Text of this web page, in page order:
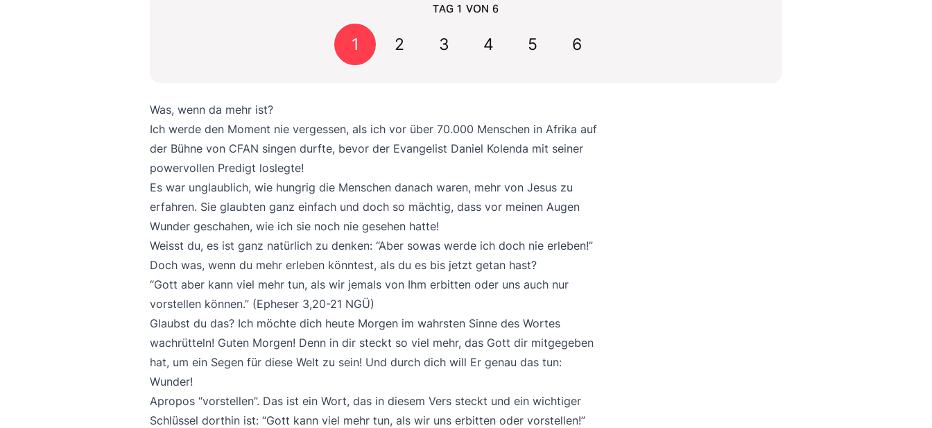
TAG 1 VON 6
1 2 3 4 5 6
Was, wenn da mehr ist?
Ich werde den Moment nie vergessen, als ich vor über 70.000 Menschen in Afrika auf
der Bühne von CFAN singen durfte, bevor der Evangelist Daniel Kolenda mit seiner
powervollen Predigt loslegte!
Es war unglaublich, wie hungrig die Menschen danach waren, mehr von Jesus zu
erfahren. Sie glaubten ganz einfach und doch so mächtig, dass vor meinen Augen
Wunder geschahen, wie ich sie noch nie gesehen hatte!
Weisst du, es ist ganz natürlich zu denken: “Aber sowas werde ich doch nie erleben!”
Doch was, wenn du mehr erleben könntest, als du es bis jetzt getan hast?
“Gott aber kann viel mehr tun, als wir jemals von Ihm erbitten oder uns auch nur
vorstellen können.” (Epheser 3,20-21 NGÜ)
Glaubst du das? Ich möchte dich heute Morgen im wahrsten Sinne des Wortes
wachrütteln! Guten Morgen! Denn in dir steckt so viel mehr, das Gott dir mitgegeben
hat, um ein Segen für diese Welt zu sein! Und durch dich will Er genau das tun:
Wunder!
Apropos “vorstellen”. Das ist ein Wort, das in diesem Vers steckt und ein wichtiger
Schlüssel dorthin ist: “Gott kann viel mehr tun, als wir uns erbitten oder vorstellen!”